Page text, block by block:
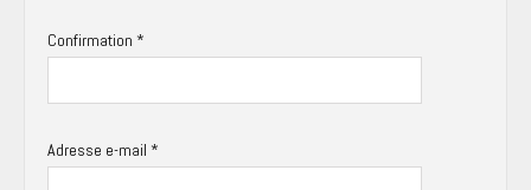
Confirmation *
Adresse e-mail *